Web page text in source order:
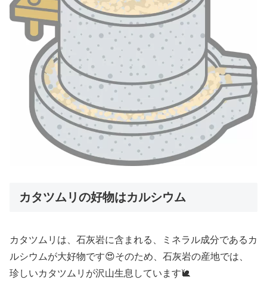
カタツムリの好物はカルシウム
カタツムリは、石灰岩に含まれる、ミネラル成分であるカ
ルシウムが大好物です😍そのため、石灰岩の産地では、
珍しいカタツムリが沢山生息しています🐌